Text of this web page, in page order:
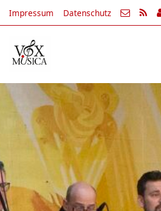
Impressum Datenschutz